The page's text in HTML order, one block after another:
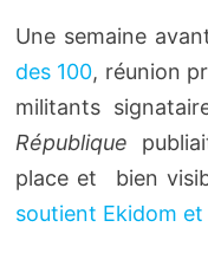
Une semaine
des 100, réunion
militants
République
place et bien
soutient Ekidom